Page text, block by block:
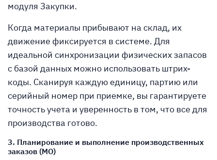
модуля Закупки.
Когда материалы прибывают на склад, их
движение фиксируется в системе. Для
идеальной синхронизации физических запасов
с базой данных можно использовать штрих-
коды. Сканируя каждую единицу, партию или
серийный номер при приемке, вы гарантируете
точность учета и уверенность в том, что все для
производства готово.
3. Планирование и выполнение производственных
заказов (MO)